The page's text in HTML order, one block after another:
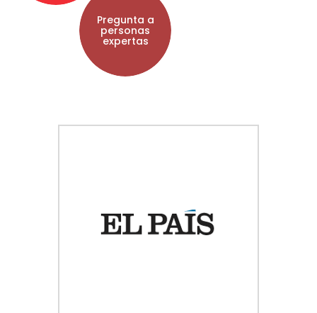
Pregunta a
personas
expertas